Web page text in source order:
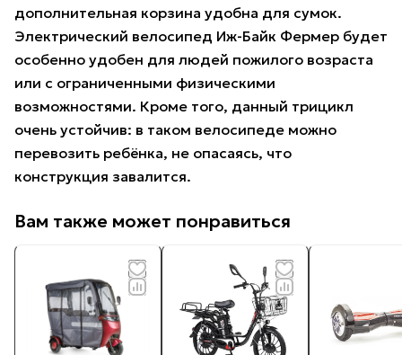
дополнительная корзина удобна для сумок.
Электрический велосипед Иж-Байк Фермер будет
особенно удобен для людей пожилого возраста
или с ограниченными физическими
возможностями. Кроме того, данный трицикл
очень устойчив: в таком велосипеде можно
перевозить ребёнка, не опасаясь, что
конструкция завалится.
Вам также может понравиться